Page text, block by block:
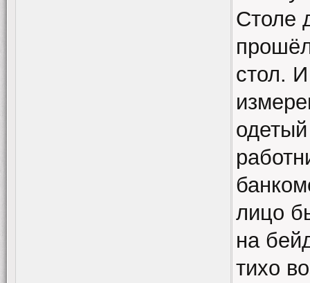
Столе
стол.
лицо
на
тихо